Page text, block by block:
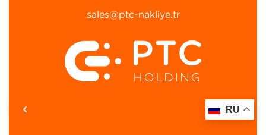
sales@ptc-nakliye.tr
RU